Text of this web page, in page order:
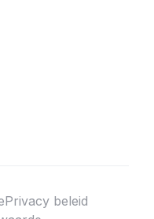
Privacy beleid